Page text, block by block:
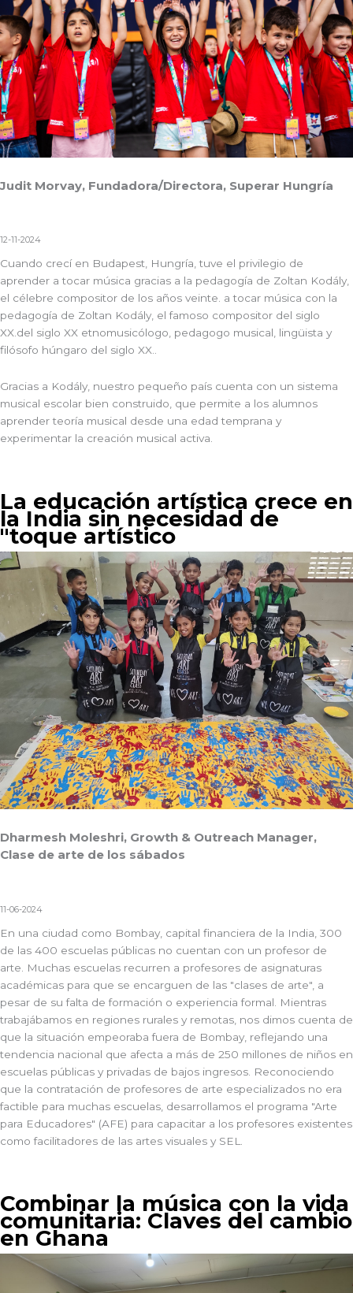
Judit Morvay, Fundadora/Directora, Superar Hungría
12-11-2024
Cuando crecí en Budapest, Hungría, tuve el privilegio de
aprender a tocar música gracias a la pedagogía de Zoltan Kodály,
el célebre compositor de los años veinte. a tocar música con la
pedagogía de Zoltan Kodály, el famoso compositor del siglo
XX.del siglo XX etnomusicólogo, pedagogo musical, lingüista y
filósofo húngaro del siglo XX..
Gracias a Kodály, nuestro pequeño país cuenta con un sistema
musical escolar bien construido, que permite a los alumnos
aprender teoría musical desde una edad temprana y
experimentar la creación musical activa.
La educación artística crece en
la India sin necesidad de
"toque artístico
Dharmesh Moleshri, Growth & Outreach Manager,
Clase de arte de los sábados
11-06-2024
En una ciudad como Bombay, capital financiera de la India, 300
de las 400 escuelas públicas no cuentan con un profesor de
arte. Muchas escuelas recurren a profesores de asignaturas
académicas para que se encarguen de las "clases de arte", a
pesar de su falta de formación o experiencia formal. Mientras
trabajábamos en regiones rurales y remotas, nos dimos cuenta de
que la situación empeoraba fuera de Bombay, reflejando una
tendencia nacional que afecta a más de 250 millones de niños en
escuelas públicas y privadas de bajos ingresos. Reconociendo
que la contratación de profesores de arte especializados no era
factible para muchas escuelas, desarrollamos el programa "Arte
para Educadores" (AFE) para capacitar a los profesores existentes
como facilitadores de las artes visuales y SEL.
Combinar la música con la vida
comunitaria: Claves del cambio
en Ghana